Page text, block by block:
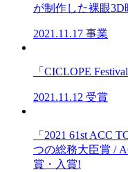
が制作した裸眼
2021.11.17 事業
「CICLOPE
2021.11.12 受賞
「2021 61st ACC
つの総務大臣賞 /
賞・入賞!